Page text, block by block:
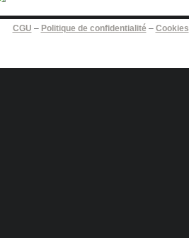
CGU – Politique de confidentialité – Cookies